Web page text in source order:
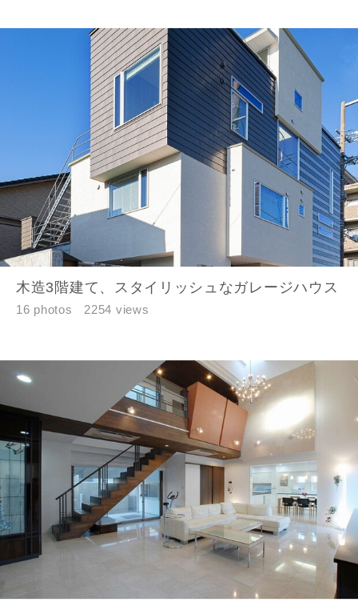
木造3階建て、スタイリッシュなガレージハウス
16 photos 2254 views